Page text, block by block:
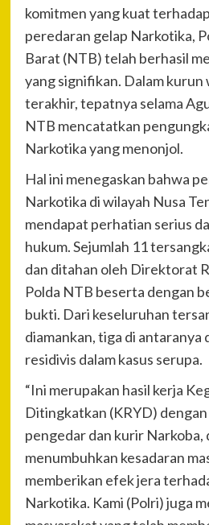
komitmen yang kuat
peredaran gelap Narkotika,
Barat (NTB) telah berhasil
yang signifikan. Dalam kurun
terakhir, tepatnya selama
NTB mencatatkan
Narkotika yang menonjol.
Hal ini menegaskan bahwa
Narkotika di wilayah Nusa
mendapat perhatian serius
hukum. Sejumlah 11
dan ditahan oleh Direktorat
Polda NTB beserta dengan
bukti. Dari keseluruhan
diamankan, tiga di antaranya
residivis dalam kasus serupa.
“Ini merupakan hasil kerja
Ditingkatkan (KRYD) dengan
pengedar dan kurir
menumbuhkan kesadaran
memberikan efek jera
Narkotika. Kami (Polri) juga